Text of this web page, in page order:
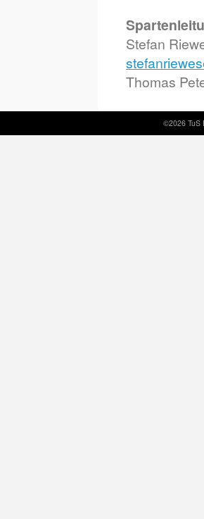
Stefan
Thomas
©2026 TuS